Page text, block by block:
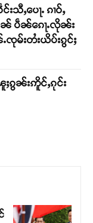
သီႇပေႃႉ ၵၢဝ်ႇ
ပဵၼ်ၵေႃႉလိုၼ်း
မ်းတႆးယိပ်းၵွင်ႈ
ႈၵွၼ်းဢိူင်ႇၵုင်း